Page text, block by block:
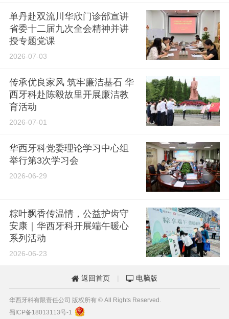
单丹赴双流川华欣门诊部宣讲
省委十二届九次全会精神并讲
授专题党课
2026-07-03
传承优良家风 筑牢廉洁基石 华
西牙科赴陈毅故里开展廉洁教
育活动
2026-07-01
华西牙科党委理论学习中心组
举行第3次学习会
2026-06-29
粽叶飘香传温情，公益护齿守
安康｜华西牙科开展端午暖心
系列活动
2026-06-23
 返回首页 |  电脑版
华西牙科有限责任公司 版权所有 © All Rights Reserved.
蜀ICP备18013113号-1